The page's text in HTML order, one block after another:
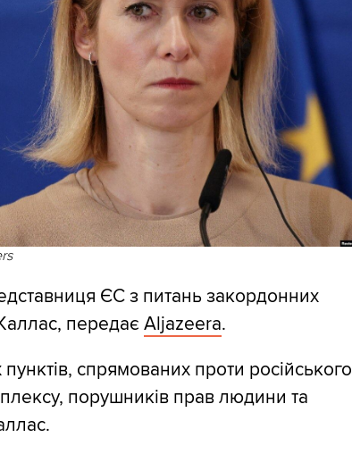
ЄС з питань закордонних
передає Aljazeera.
спрямованих проти російського
порушників прав людини та